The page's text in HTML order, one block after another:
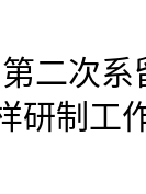
二次
研制工